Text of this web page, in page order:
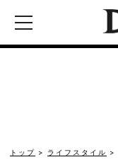
トップ ライフスタイル